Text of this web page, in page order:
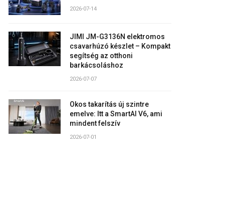
2026-07-14
JIMI JM-G3136N elektromos
csavarhúzó készlet – Kompakt
segítség az otthoni
barkácsoláshoz
2026-07-07
Okos takarítás új szintre
emelve: Itt a SmartAI V6, ami
mindent felszív
2026-07-01